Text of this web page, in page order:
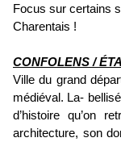
Focus sur certains
Charentais !
CONFOLENS /
Ville du grand
médiéval. La-
d’histoire qu’on
architecture, son